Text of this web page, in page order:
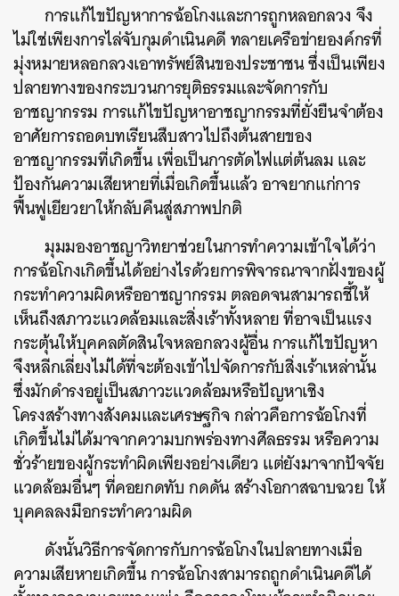
การแก้ไขปัญหาการฉ้อโกงและการถูกหลอกลวง จึง
ไม่ใช่เพียงการไล่จับกุมดำเนินคดี ทลายเครือข่ายองค์กรที่
มุ่งหมายหลอกลวงเอาทรัพย์สินของประชาชน ซึ่งเป็นเพียง
ปลายทางของกระบวนการยุติธรรมและจัดการกับ
อาชญากรรม การแก้ไขปัญหาอาชญากรรมที่ยั่งยืนจำต้อง
อาศัยการถอดบทเรียนสืบสาวไปถึงต้นสายของ
อาชญากรรมที่เกิดขึ้น เพื่อเป็นการตัดไฟแต่ต้นลม และ
ป้องกันความเสียหายที่เมื่อเกิดขึ้นแล้ว อาจยากแก่การ
ฟื้นฟูเยียวยาให้กลับคืนสู่สภาพปกติ
มุมมองอาชญาวิทยาช่วยในการทำความเข้าใจได้ว่า
การฉ้อโกงเกิดขึ้นได้อย่างไรด้วยการพิจารณาจากฝั่งของผู้
กระทำความผิดหรืออาชญากรรม ตลอดจนสามารถชี้ให้
เห็นถึงสภาวะแวดล้อมและสิ่งเร้าทั้งหลาย ที่อาจเป็นแรง
กระตุ้นให้บุคคลตัดสินใจหลอกลวงผู้อื่น การแก้ไขปัญหา
จึงหลีกเลี่ยงไม่ได้ที่จะต้องเข้าไปจัดการกับสิ่งเร้าเหล่านั้น
ซึ่งมักดำรงอยู่เป็นสภาวะแวดล้อมหรือปัญหาเชิง
โครงสร้างทางสังคมและเศรษฐกิจ กล่าวคือการฉ้อโกงที่
เกิดขึ้นไม่ได้มาจากความบกพร่องทางศีลธรรม หรือความ
ชั่วร้ายของผู้กระทำผิดเพียงอย่างเดียว แต่ยังมาจากปัจจัย
แวดล้อมอื่นๆ ที่คอยกดทับ กดดัน สร้างโอกาสฉาบฉวย ให้
บุคคลลงมือกระทำความผิด
ดังนั้นวิธีการจัดการกับการฉ้อโกงในปลายทางเมื่อ
ความเสียหายเกิดขึ้น การฉ้อโกงสามารถถูกดำเนินคดีได้